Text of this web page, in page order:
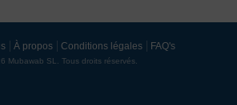
À propos Conditions légales FAQ's
Mubawab SL. Tous droits réservés.